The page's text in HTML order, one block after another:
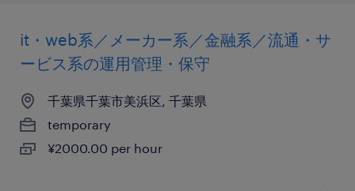
it・web系／メーカー系／金融系／流通・サ
ービス系の運用管理・保守
千葉県千葉市美浜区, 千葉県
temporary
¥2000.00 per hour